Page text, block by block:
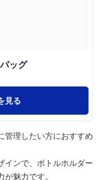
ッグ
見る
管理したい方におすすめ
インで、ボトルホルダー
魅力です。